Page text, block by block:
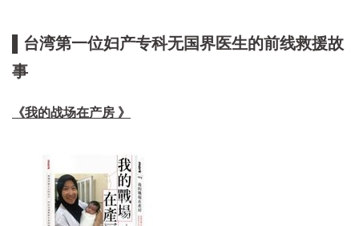
▌台湾第一位妇产专科无国界医生的前线救援故
事
《我的战场在产房 》